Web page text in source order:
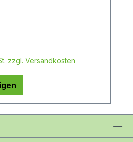
zzgl. Versandkosten